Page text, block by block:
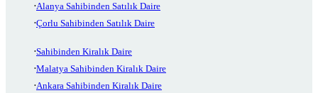
Alanya Sahibinden Satılık Daire
Çorlu Sahibinden Satılık Daire
Sahibinden Kiralık Daire
Malatya Sahibinden Kiralık Daire
Ankara Sahibinden Kiralık Daire